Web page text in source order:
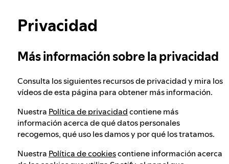
usuarios
Integridad electoral en Spotify
Nuestro enfoque ante contenido peligroso o
engañoso
Nuestro enfoque ante el extremismo violento
Privacidad
Más información sobre la privacidad
Consulta los siguientes recursos de privacidad y mira los
vídeos de esta página para obtener más información.
Nuestra Política de privacidadcontiene más
información acerca de qué datos personales
recogemos, qué uso les damos y por qué los tratamos.
Nuestra Política de cookiescontiene información acerca